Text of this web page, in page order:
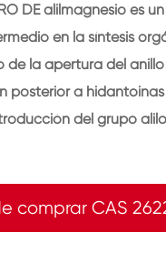
DE alilmagnesio es
en la síntesis
de la apertura del
posterior a
del grupo
comprar CAS